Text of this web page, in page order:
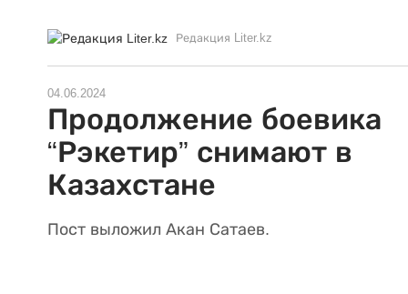
Редакция Liter.kz
04.06.2024
Продолжение боевика
“Рэкетир” снимают в
Казахстане
Пост выложил Акан Сатаев.